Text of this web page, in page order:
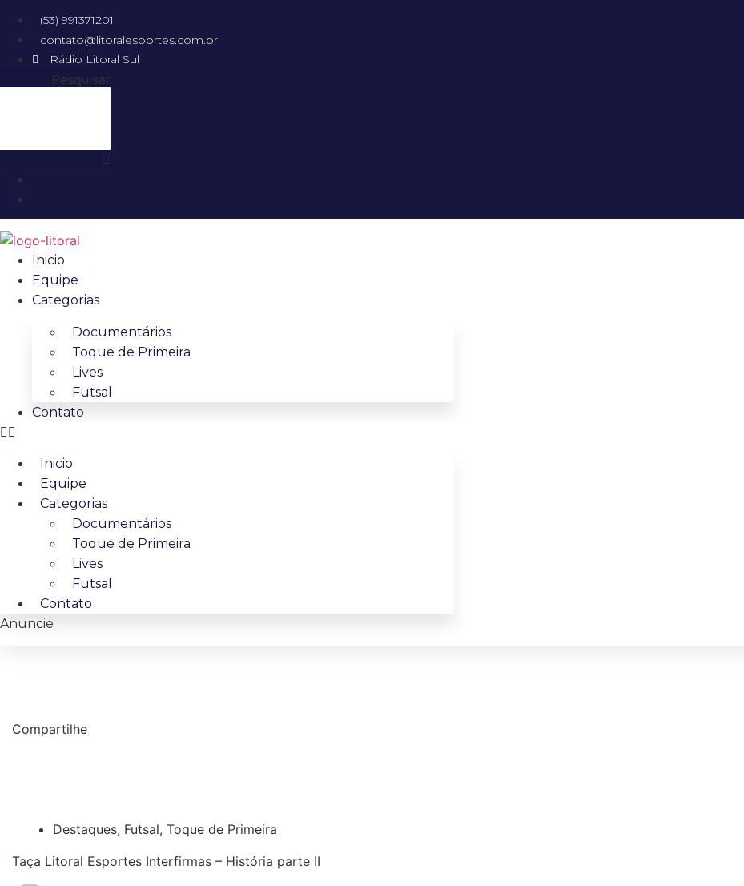
(53) 991371201
contato@litoralesportes.com.br
Rádio Litoral Sul
Pesquisar
Inicio
Equipe
Categorias
Documentários
Toque de Primeira
Lives
Futsal
Contato
Inicio
Equipe
Categorias
Documentários
Toque de Primeira
Lives
Futsal
Contato
Anuncie
Compartilhe
Destaques, Futsal, Toque de Primeira
Taça Litoral Esportes Interfirmas – História parte II